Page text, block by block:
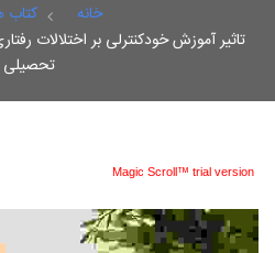
خانه
کتاب
تاثیر آموزش خودکنترلی بر اختلالات
تحصیلی
Magic Scroll™ trial version